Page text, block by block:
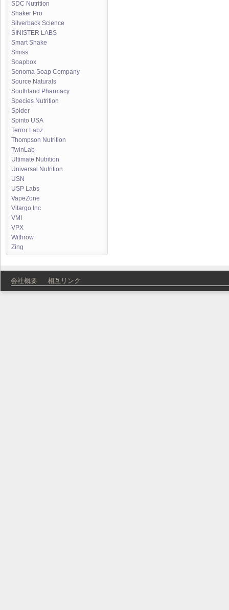
SDC Nutrition
Shaker Pro
Silverback Science
SINISTER LABS
Smart Shake
Smiss
Soapbox
Sonoma Soap Company
Source Naturals
Southland Pharmacy
Species Nutrition
Spider
Spinto USA
Terror Labz
Thompson Nutrition
TwinLab
Ultimate Nutrition
Universal Nutrition
USN
USP Labs
VapeZone
Vitargo Inc
VMI
VPX
Withrow
Zing
会社概要 相互リンク